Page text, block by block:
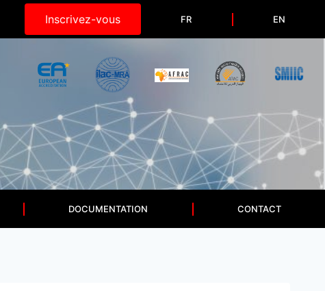
Inscrivez-vous FR EN
DOCUMENTATION CONTACT